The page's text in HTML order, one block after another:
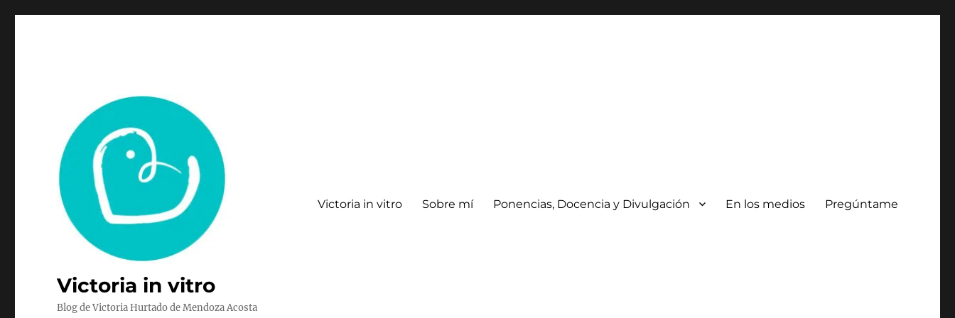
Victoria in vitro
Blog de Victoria Hurtado de Mendoza Acosta
Victoria in vitro Sobre mí Ponencias, Docencia y Divulgación En los medios Pregúntame